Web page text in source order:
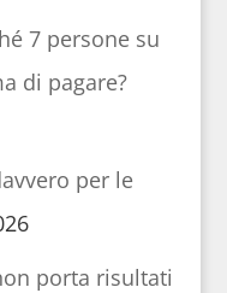
7 persone su
di pagare?
per le
porta risultati